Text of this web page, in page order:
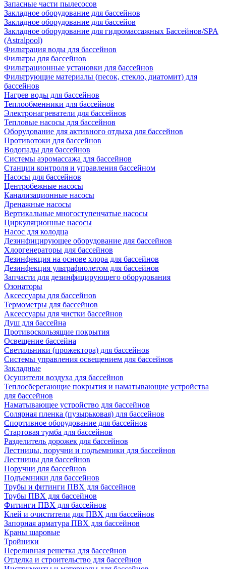
Запасные части пылесосов
Закладное оборудование для бассейнов
Закладное оборудование для бассейов
Закладное оборудование для гидромассажных Бассейнов/SPA
(Astralpool)
Фильтрация воды для бассейнов
Фильтры для бассейнов
Фильтрационные установки для бассейнов
Фильтрующие материалы (песок, стекло, диатомит) для
бассейнов
Нагрев воды для бассейнов
Теплообменники для бассейнов
Электронагреватели для бассейнов
Тепловые насосы для бассейнов
Оборудование для активного отдыха для бассейнов
Противотоки для бассейнов
Водопады для бассейнов
Системы аэромассажа для бассейнов
Станции контроля и управления бассейном
Насосы для бассейнов
Центробежные насосы
Канализационные насосы
Дренажные насосы
Вертикальные многоступенчатые насосы
Циркуляционные насосы
Насос для колодца
Дезинфицирующее оборудование для бассейнов
Хлоргенераторы для бассейнов
Дезинфекция на основе хлора для бассейнов
Дезинфекция ультрафиолетом для бассейнов
Запчасти для дезинфицирующего оборудования
Озонаторы
Аксессуары для бассейнов
Термометры для бассейнов
Аксессуары для чистки бассейнов
Душ для бассейна
Противоскользящие покрытия
Освещение бассейна
Светильники (прожектора) для бассейнов
Системы управления освещением для бассейнов
Закладные
Осушители воздуха для бассейнов
Теплосберегающие покрытия и наматывающие устройства
для бассейнов
Наматывающее устройство для бассейнов
Солярная пленка (пузырьковая) для бассейнов
Спортивное оборудование для бассейнов
Стартовая тумба для бассейнов
Разделитель дорожек для бассейнов
Лестницы, поручни и подъемники для бассейнов
Лестницы для бассейнов
Поручни для бассейнов
Подъемники для бассейнов
Трубы и фитинги ПВХ для бассейнов
Трубы ПВХ для бассейнов
Фитинги ПВХ для бассейнов
Клей и очистители для ПВХ для бассейнов
Запорная арматура ПВХ для бассейнов
Краны шаровые
Тройники
Переливная решетка для бассейнов
Отделка и строительство для бассейнов